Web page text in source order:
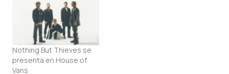
Nothing But Thieves se
presenta en House of
Vans